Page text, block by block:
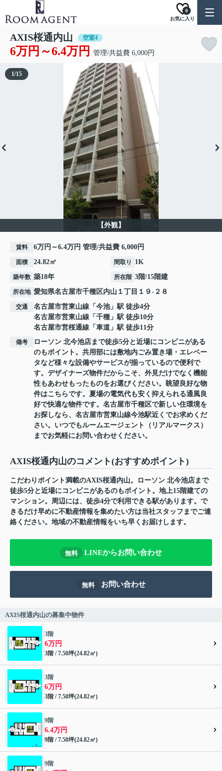
お気に入り
0
AXIS桜通内山 空室4
6万円～6.4万円 管理/共益費 6,000円
【外観】
1/15
賃料 6万円～6.4万円 管理/共益費 6,000円
面積 24.82㎡ 間取り 1K
築年数 築18年 所在階 3階/15階建
所在地 愛知県名古屋市千種区内山 １丁目１９-２８
交通 名古屋市営東山線 「 今池」駅 徒歩4分
名古屋市営東山線 「 千種 」駅 徒歩10分
名古屋市営桜通線 「 車道 」駅 徒歩11分
備考
ローソン 北今池店まで徒歩5分と近場にコンビニがある
のもポイント。共用部には敷地内ごみ置き場・エレベー
タなど様々な設備やサービスが揃っているので便利で
す。デザイナーズ物件だからこそ、外見だけでなく機能
性もあわせもったものをお選びください。眺望良好な物
件はこちらです。夏場の電気代も安く抑えられる通風良
好で快適な物件です。名古屋市千種区で新しい住環境を
お探しなら、名古屋市営東山線今池駅近くでお求めくだ
さい。いつでもルームエージェント（リアルマークス）
までお気軽にお問い合わせください。
AXIS桜通内山のコメント(おすすめポイント)
こだわりポイント満載のAXIS桜通内山。ローソン 北今池店まで
徒歩5分と近場にコンビニがあるのもポイント。地上15階建ての
マンション。周辺には、徒歩4分で利用できる駅があります。で
きるだけ早めに不動産情報を集めたい方は当社スタッフまでご連
絡ください。地域の不動産情報をいち早くお届けします。
無料 LINEからお問い合わせ
無料 お問い合わせ
AXIS桜通内山の募集中物件
3階
6万円
3階 / 7.50坪(24.82㎡)
3階
6万円
3階 / 7.50坪(24.82㎡)
9階
6.4万円
9階 / 7.50坪(24.82㎡)
9階